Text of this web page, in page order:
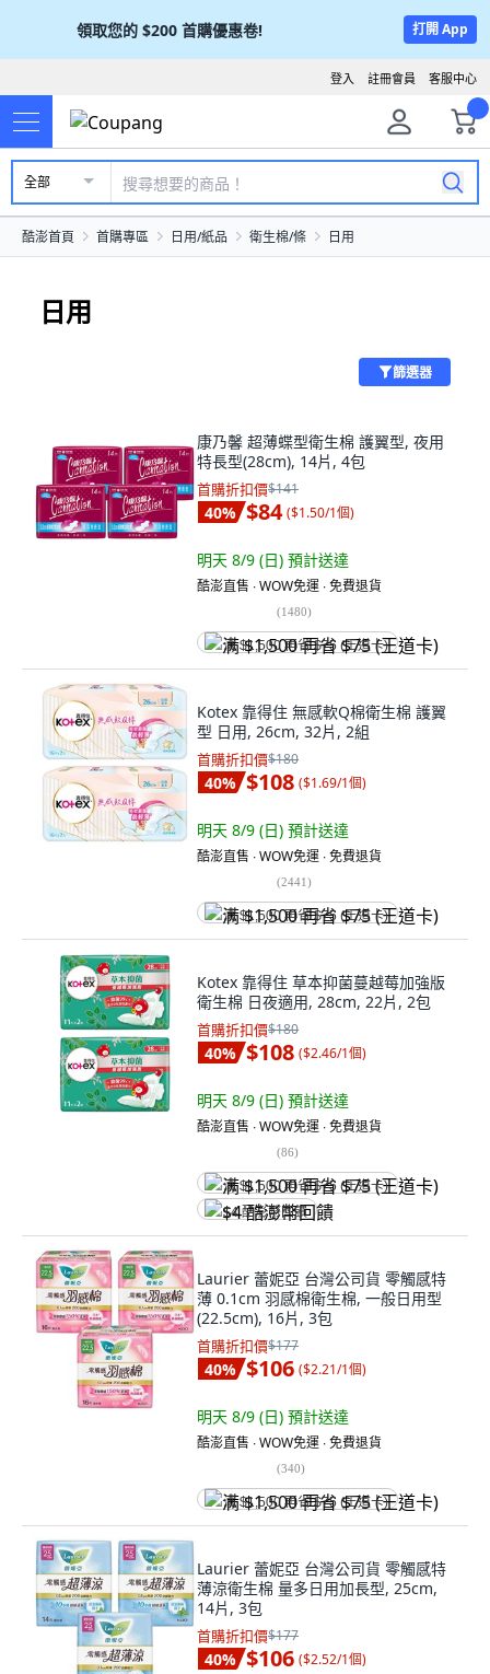
領取您的 $200 首購優惠卷! 打開 App
客服中心
註冊會員
登入
全部
酷澎首頁 首購專區 日用/紙品 衛生棉/條 日用
日用
篩選器
康乃馨 超薄蝶型衛生棉 護翼型, 夜用
特長型(28cm), 14片, 4包
首購折扣價$141
40% $84 ($1.50/1個)
明天 8/9 (日) 預計送達
酷澎直售 ∙ WOW免運 ∙ 免費退貨
(1480)
满 $1,500 再省 $75 (王道卡)
Kotex 靠得住 無感軟Q棉衛生棉 護翼
型 日用, 26cm, 32片, 2組
首購折扣價$180
40% $108 ($1.69/1個)
明天 8/9 (日) 預計送達
酷澎直售 ∙ WOW免運 ∙ 免費退貨
(2441)
满 $1,500 再省 $75 (王道卡)
Kotex 靠得住 草本抑菌蔓越莓加強版
衛生棉 日夜適用, 28cm, 22片, 2包
首購折扣價$180
40% $108 ($2.46/1個)
明天 8/9 (日) 預計送達
酷澎直售 ∙ WOW免運 ∙ 免費退貨
(86)
满 $1,500 再省 $75 (王道卡)
$4 酷澎幣回饋
Laurier 蕾妮亞 台灣公司貨 零觸感特
薄 0.1cm 羽感棉衛生棉, 一般日用型
(22.5cm), 16片, 3包
首購折扣價$177
40% $106 ($2.21/1個)
明天 8/9 (日) 預計送達
酷澎直售 ∙ WOW免運 ∙ 免費退貨
(340)
满 $1,500 再省 $75 (王道卡)
Laurier 蕾妮亞 台灣公司貨 零觸感特
薄涼衛生棉 量多日用加長型, 25cm,
14片, 3包
首購折扣價$177
40% $106 ($2.52/1個)